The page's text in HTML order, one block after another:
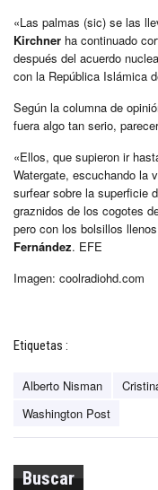
«Las palmas (sic) se las
Kirchner ha continuado
después del acuerdo
con la República Islámica
Según la columna de
fuera algo tan serio,
«Ellos, que supieron ir
Watergate, escuchando la
surfear sobre la superficie
graznidos de los cogotes
pero con los bolsillos
Fernández. EFE
Imagen: coolradiohd.com
Etiquetas :
Alberto Nisman
Washington Post
Buscar